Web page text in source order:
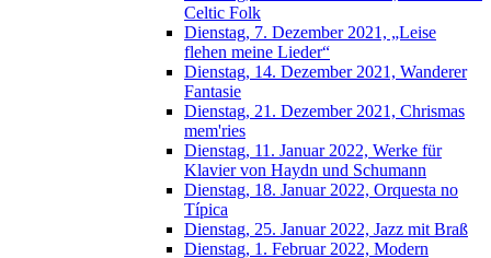
Celtic Folk
Dienstag, 7. Dezember 2021, „Leise
flehen meine Lieder“
Dienstag, 14. Dezember 2021, Wanderer
Fantasie
Dienstag, 21. Dezember 2021, Chrismas
mem'ries
Dienstag, 11. Januar 2022, Werke für
Klavier von Haydn und Schumann
Dienstag, 18. Januar 2022, Orquesta no
Típica
Dienstag, 25. Januar 2022, Jazz mit Braß
Dienstag, 1. Februar 2022, Modern